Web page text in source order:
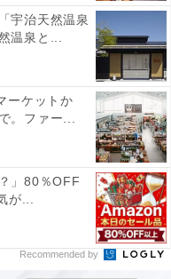
宇治天然温泉
温泉と...
ーケットか
。ファー...
」80％OFF
が...
Recommended by